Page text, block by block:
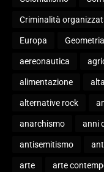
Criminalità
Europa
aereonautica
alimentazione
alternative rock
anarchismo anni
antisemitismo
arte arte